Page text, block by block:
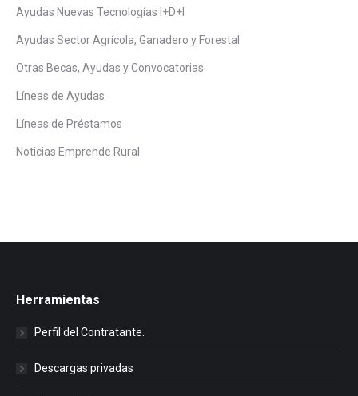
Ayudas Nuevas Tecnologías I+D+I
Ayudas Sector Agrícola, Ganadero y Forestal
Otras Becas, Ayudas y Convocatorias
Líneas de Ayudas
Líneas de Préstamos
Noticias Emprende Rural
Herramientas
Perfil del Contratante.
Descargas privadas